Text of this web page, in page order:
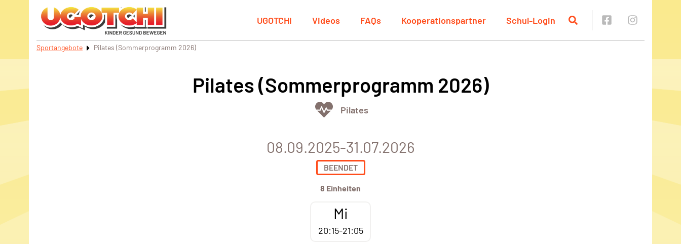
UGOTCHI Videos FAQs Kooperationspartner Schul-Login
Sportangebote Pilates (Sommerprogramm 2026)
Pilates (Sommerprogramm 2026)
Pilates
08.09.2025-31.07.2026
BEENDET
8 Einheiten
Mi
20:15-21:05